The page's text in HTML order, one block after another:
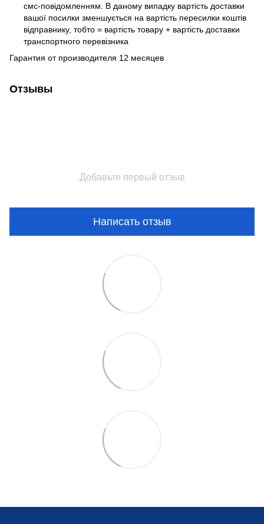
смс-повідомленням. В даному випадку вартість доставки
вашої посилки зменшується на вартість пересилки коштів
відправнику, тобто = вартість товару + вартість доставки
транспортного перевізника
Гарантия от производителя 12 месяцев
Отзывы
Добавьте первый отзыв
Написать отзыв